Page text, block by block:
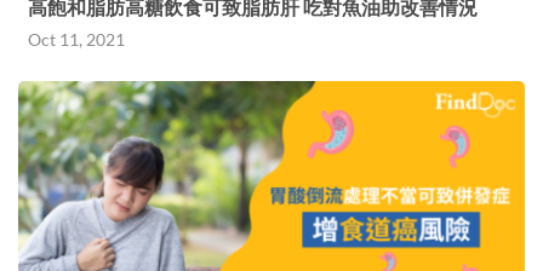
高飽和脂肪高糖飲食可致脂肪肝 吃對魚油助改善情況
Oct 11, 2021